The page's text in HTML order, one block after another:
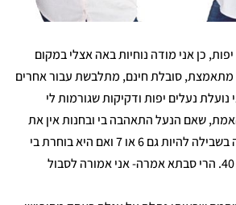
כן אני מודה נוחיות באה אצלי במקום
מתאמצת, סובלת חינם, מתלבשת עבור אחרים
נעלים יפות ודקיקות שגורמות לי
שאם הנעל התאהבה בי ובחנות אין את
המידה הנכונה, אני יכולה בשבילה להיות גם 6 או 7 ואם היא בוחרת בי
באמת - למענה אהיה גם 40. הרי סבתא אמרה- אני אמורה לסבול